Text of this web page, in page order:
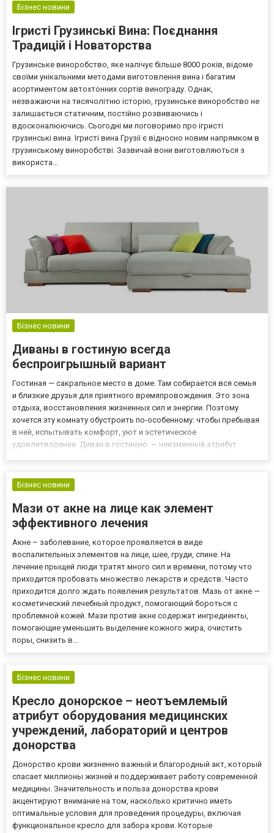
Бізнес новини
Ігристі Грузинські Вина: Поєднання
Традицій і Новаторства
Грузинське виноробство, яке налічує більше 8000 років, відоме
своїми унікальними методами виготовлення вина і багатим
асортиментом автохтонних сортів винограду. Однак,
незважаючи на тисячолітню історію, грузинське виноробство не
залишається статичним, постійно розвиваючись і
вдосконалюючись. Сьогодні ми поговоримо про ігристі
грузинські вина. Ігристі вина Грузії є відносно новим напрямком в
грузинському виноробстві. Зазвичай вони виготовляються з
використа...
Бізнес новини
Диваны в гостиную всегда
беспроигрышный вариант
Гостиная — сакральное место в доме. Там собирается вся семья
и близкие друзья для приятного времяпровождения. Это зона
отдыха, восстановления жизненных сил и энергии. Поэтому
хочется эту комнату обустроить по-особенному: чтобы пребывая
в ней, испытывать комфорт, уют и эстетическое
удовлетворение. Диван в гостиную — неизменный атрибут
зарубежных прои...
Бізнес новини
Мази от акне на лице как элемент
эффективного лечения
Акне – заболевание, которое проявляется в виде
воспалительных элементов на лице, шее, груди, спине. На
лечение прыщей люди тратят много сил и времени, потому что
приходится пробовать множество лекарств и средств. Часто
приходится долго ждать появления результатов. Мазь от акне —
косметический лечебный продукт, помогающий бороться с
проблемной кожей. Мази против акне содержат ингредиенты,
помогающие уменьшить выделение кожного жира, очистить
поры, снизить в...
Бізнес новини
Кресло донорское – неотъемлемый
атрибут оборудования медицинских
учреждений, лабораторий и центров
донорства
Донорство крови жизненно важный и благородный акт, который
спасает миллионы жизней и поддерживает работу современной
медицины. Значительность и польза донорства крови
акцентируют внимание на том, насколько критично иметь
оптимальные условия для проведения процедуры, включая
функциональное кресло для забора крови. Которые